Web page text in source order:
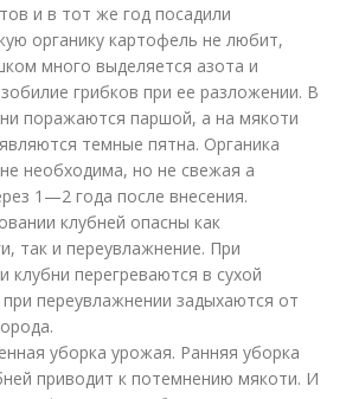
и в тот же год посадили
органику картофель не любит,
много выделяется азота и
грибков при ее разложении. В
поражаются паршой, а на мякоти
темные пятна. Органика
необходима, но не свежая а
1—2 года после внесения.
клубней опасны как
так и переувлажнение. При
клубни перегреваются в сухой
переувлажнении задыхаются от
уборка урожая. Ранняя уборка
приводит к потемнению мякоти. И